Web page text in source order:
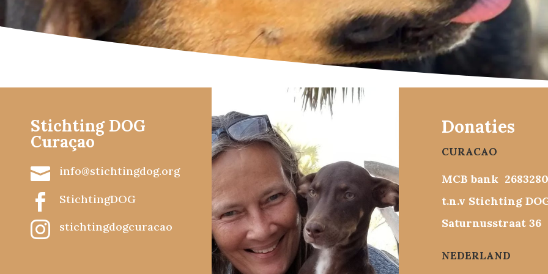
Stichting DOG
Curaçao
 info@stichtingdog.org
 StichtingDOG
 stichtingdogcuracao
Donaties
CURACAO
MCB bank
t.n.v Stichting
Saturnusstraat 36
NEDERLAND